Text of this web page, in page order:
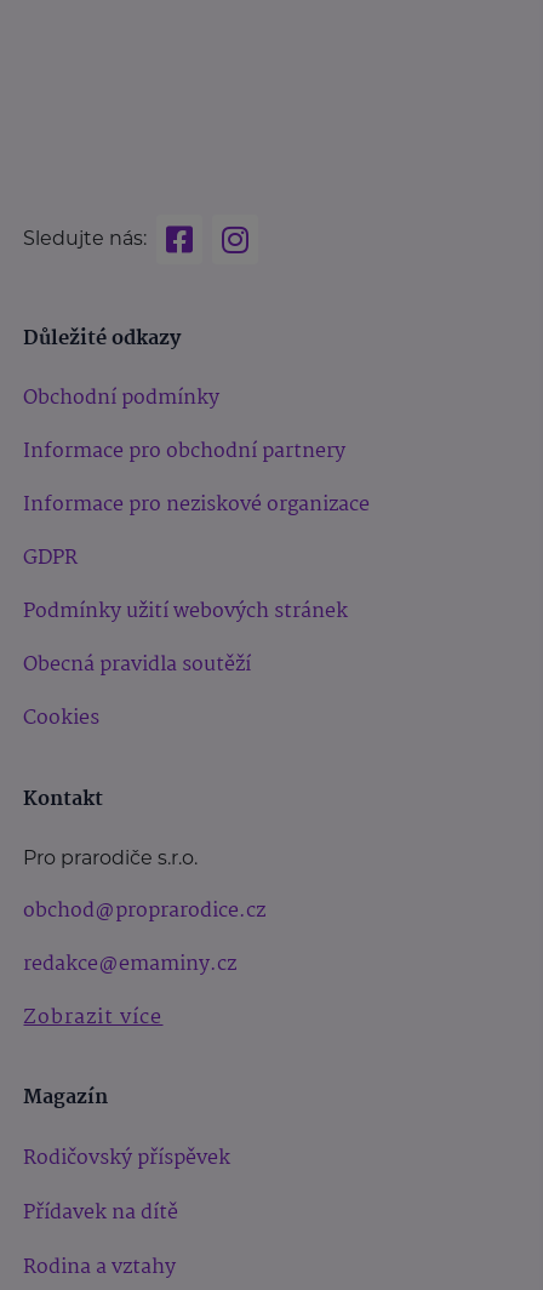
Sledujte nás:
Důležité odkazy
Obchodní podmínky
Informace pro obchodní partnery
Informace pro neziskové organizace
GDPR
Podmínky užití webových stránek
Obecná pravidla soutěží
Cookies
Kontakt
Pro prarodiče s.r.o.
obchod@proprarodice.cz
redakce@emaminy.cz
Zobrazit více
Magazín
Rodičovský příspěvek
Přídavek na dítě
Rodina a vztahy